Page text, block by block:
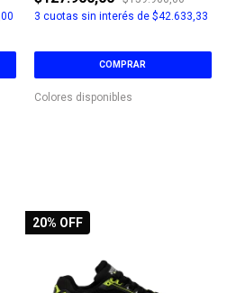
3 cuotas sin interés de $42.633,33
COMPRAR
Colores disponibles
20% OFF